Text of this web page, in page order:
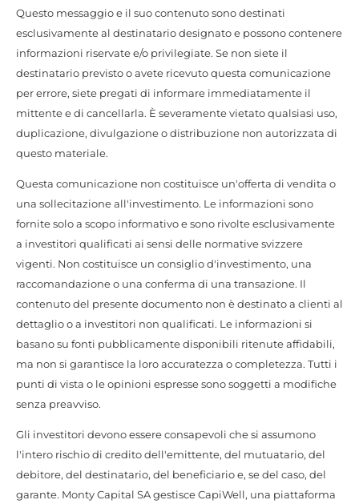
Questo messaggio e il suo contenuto sono destinati
esclusivamente al destinatario designato e possono contenere
informazioni riservate e/o privilegiate. Se non siete il
destinatario previsto o avete ricevuto questa comunicazione
per errore, siete pregati di informare immediatamente il
mittente e di cancellarla. È severamente vietato qualsiasi uso,
duplicazione, divulgazione o distribuzione non autorizzata di
questo materiale.
Questa comunicazione non costituisce un'offerta di vendita o
una sollecitazione all'investimento. Le informazioni sono
fornite solo a scopo informativo e sono rivolte esclusivamente
a investitori qualificati ai sensi delle normative svizzere
vigenti. Non costituisce un consiglio d'investimento, una
raccomandazione o una conferma di una transazione. Il
contenuto del presente documento non è destinato a clienti al
dettaglio o a investitori non qualificati. Le informazioni si
basano su fonti pubblicamente disponibili ritenute affidabili,
ma non si garantisce la loro accuratezza o completezza. Tutti i
punti di vista o le opinioni espresse sono soggetti a modifiche
senza preavviso.
Gli investitori devono essere consapevoli che si assumono
l'intero rischio di credito dell'emittente, del mutuatario, del
debitore, del destinatario, del beneficiario e, se del caso, del
garante. Monty Capital SA gestisce CapiWell, una piattaforma